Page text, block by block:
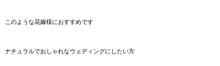
このような花嫁様におすすめです
ナチュラルでおしゃれなウェディングにしたい方